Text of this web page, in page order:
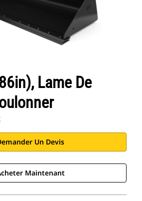
Lame De
Un Devis
Maintenant